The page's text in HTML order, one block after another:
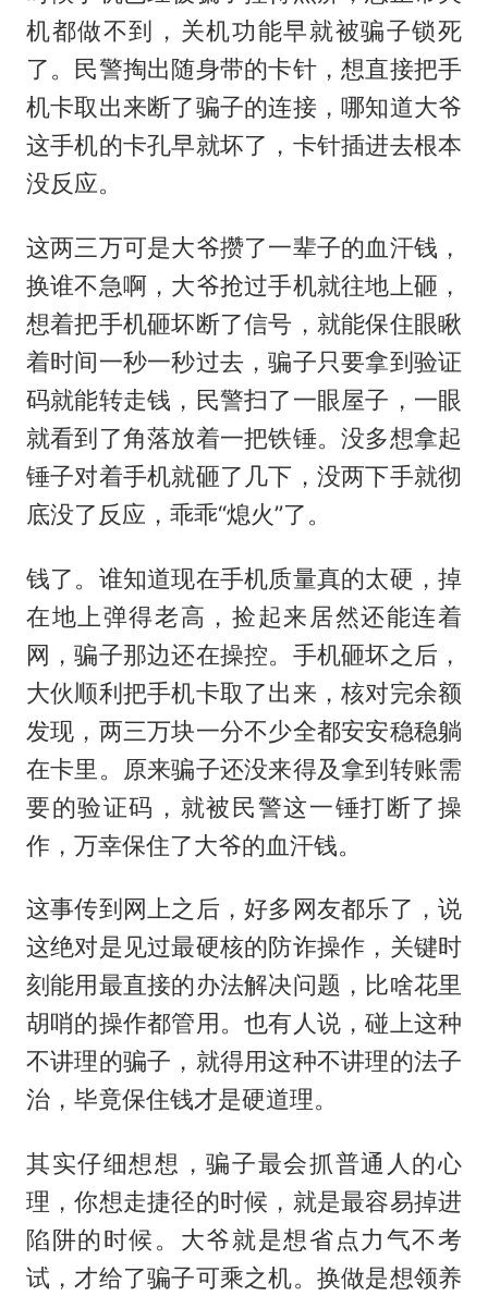
机都做不到，关机功能早就被骗子锁死
了。民警掏出随身带的卡针，想直接把手
机卡取出来断了骗子的连接，哪知道大爷
这手机的卡孔早就坏了，卡针插进去根本
没反应。
这两三万可是大爷攒了一辈子的血汗钱，
换谁不急啊，大爷抢过手机就往地上砸，
想着把手机砸坏断了信号，就能保住眼瞅
着时间一秒一秒过去，骗子只要拿到验证
码就能转走钱，民警扫了一眼屋子，一眼
就看到了角落放着一把铁锤。没多想拿起
锤子对着手机就砸了几下，没两下手就彻
底没了反应，乖乖“熄火”了。
钱了。谁知道现在手机质量真的太硬，掉
在地上弹得老高，捡起来居然还能连着
网，骗子那边还在操控。手机砸坏之后，
大伙顺利把手机卡取了出来，核对完余额
发现，两三万块一分不少全都安安稳稳躺
在卡里。原来骗子还没来得及拿到转账需
要的验证码，就被民警这一锤打断了操
作，万幸保住了大爷的血汗钱。
这事传到网上之后，好多网友都乐了，说
这绝对是见过最硬核的防诈操作，关键时
刻能用最直接的办法解决问题，比啥花里
胡哨的操作都管用。也有人说，碰上这种
不讲理的骗子，就得用这种不讲理的法子
治，毕竟保住钱才是硬道理。
其实仔细想想，骗子最会抓普通人的心
理，你想走捷径的时候，就是最容易掉进
陷阱的时候。大爷就是想省点力气不考
试，才给了骗子可乘之机。换做是想领养